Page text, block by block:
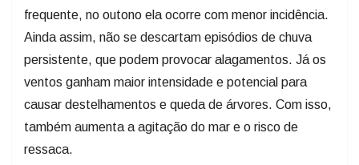
frequente, no outono ela ocorre com menor incidência.
Ainda assim, não se descartam episódios de chuva
persistente, que podem provocar alagamentos. Já os
ventos ganham maior intensidade e potencial para
causar destelhamentos e queda de árvores. Com isso,
também aumenta a agitação do mar e o risco de
ressaca.